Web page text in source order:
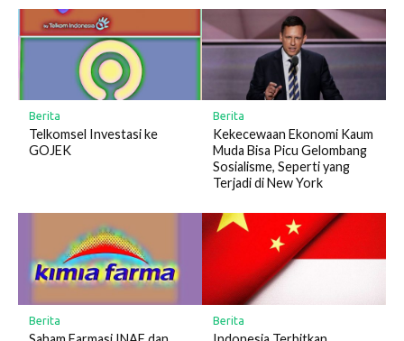
Berita
Telkomsel Investasi ke
GOJEK
Berita
Kekecewaan Ekonomi Kaum
Muda Bisa Picu Gelombang
Sosialisme, Seperti yang
Terjadi di New York
Berita Berita